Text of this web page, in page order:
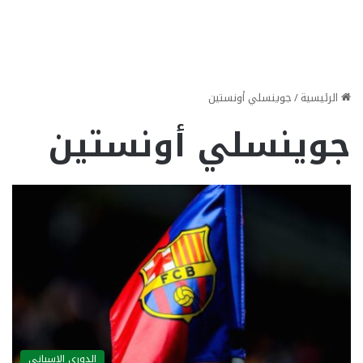
الرئيسية/جوينسلي أونستين
جوينسلي أونستين
الدوري الاسباني